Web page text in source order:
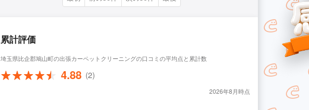
累計評価
埼玉県比企郡鳩山町の出張カーペットクリーニングの口コミの平均点と累計数
4.88 (2)
2026年8月時点